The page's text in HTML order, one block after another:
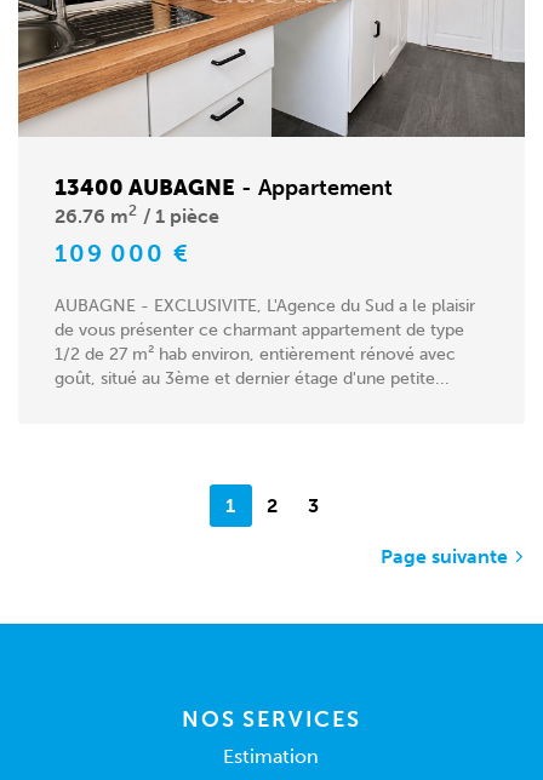
13400 AUBAGNE - Appartement
26.76 m2 1 pièce
109 000 €
AUBAGNE - EXCLUSIVITE, L'Agence du Sud a le plaisir
de vous présenter ce charmant appartement de type
1/2 de 27 m² hab environ, entièrement rénové avec
goût, situé au 3ème et dernier étage d'une petite...
1 2 3
Page suivante
NOS SERVICES
Estimation